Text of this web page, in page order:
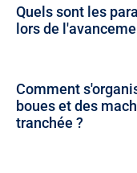
Quels sont les
lors de
Comment
boues et des
tranchée ?